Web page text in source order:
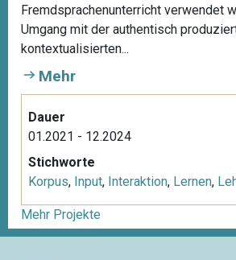
Fremdsprachenunterricht verwendet
Umgang mit der authentisch
kontextualisierten...
Mehr
Dauer
01.2021 - 12.2024
Stichworte
Korpus, Input, Interaktion, Lernen,
Mehr Projekte